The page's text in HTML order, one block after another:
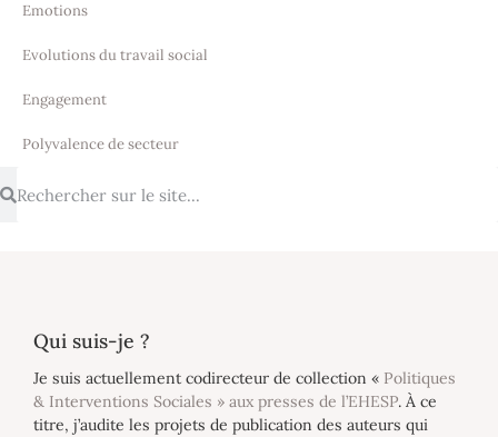
Emotions
Evolutions du travail social
Engagement
Polyvalence de secteur
Qui suis-je ?
Je suis actuellement codirecteur de collection « Politiques
& Interventions Sociales » aux presses de l’EHESP. À ce
titre, j’audite les projets de publication des auteurs qui